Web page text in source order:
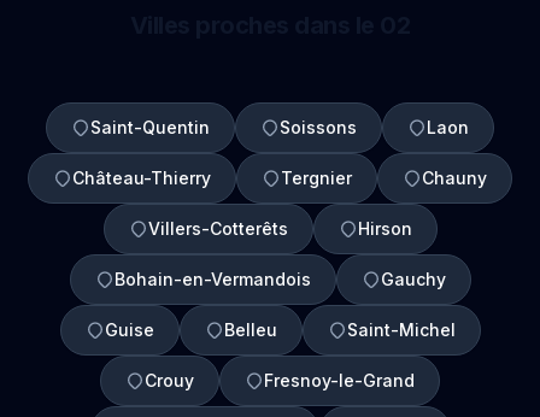
Saint-Quentin Soissons Laon
Château-Thierry Tergnier Chauny
Villers-Cotterêts Hirson
Bohain-en-Vermandois Gauchy
Guise Belleu Saint-Michel
Crouy Fresnoy-le-Grand